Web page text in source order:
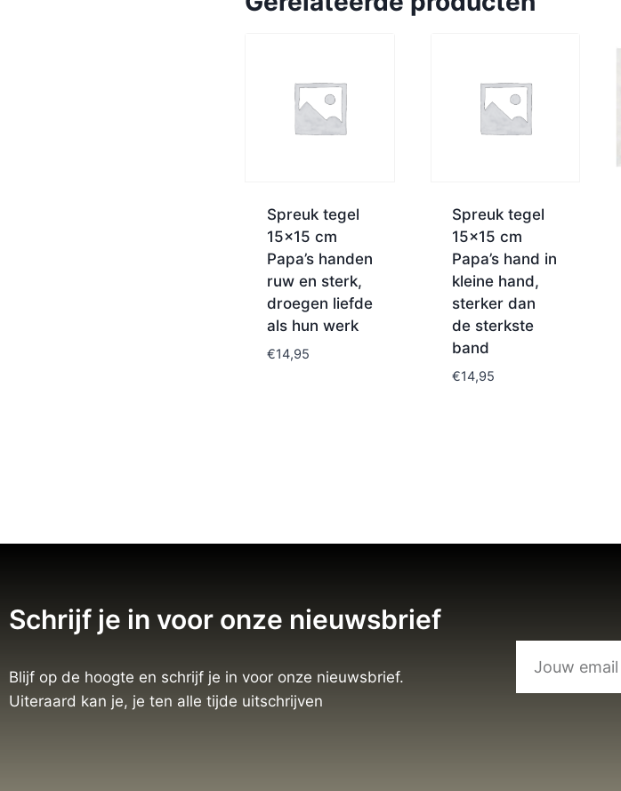
Spreuk tegel
15×15 cm
Papa’s handen
ruw en sterk,
droegen liefde
als hun werk
€14,95
Spreuk tegel
15×15 cm
Papa’s hand in
kleine hand,
sterker dan
de sterkste
band
€14,95
Schrijf je in voor onze nieuwsbrief
Blijf op de hoogte en schrijf je in voor onze nieuwsbrief.
Uiteraard kan je, je ten alle tijde uitschrijven